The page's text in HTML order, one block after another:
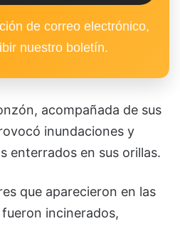
de correo electrónico,
nuestro boletín.
acompañada de sus
inundaciones y
enterrados en sus orillas.
que aparecieron en las
incinerados,